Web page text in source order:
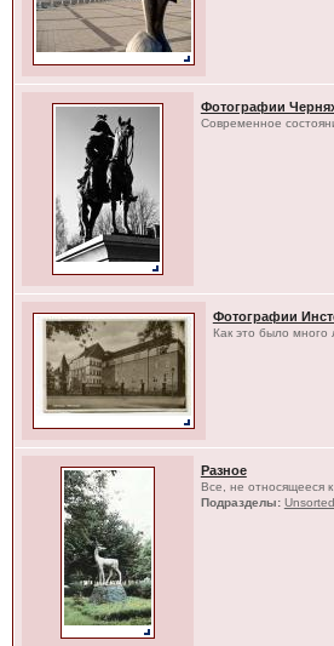
Фотографии
Современное
Фотографии
Как это было много
Разное
Все, не относящееся
Подразделы: Unsorted